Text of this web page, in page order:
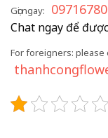
Gọi ngay:
Chat ngay để
For foreigners: please